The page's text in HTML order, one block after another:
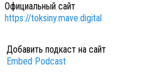
Официальный сайт
https://toksiny.mave.digital
Добавить подкаст на сайт
Embed Podcast